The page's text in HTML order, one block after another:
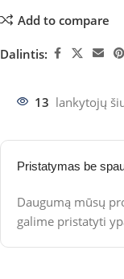
Add to compare
Dalintis:
13 lankytojų
Pristatymas be
Daugumą mūsų
galime pristatyti